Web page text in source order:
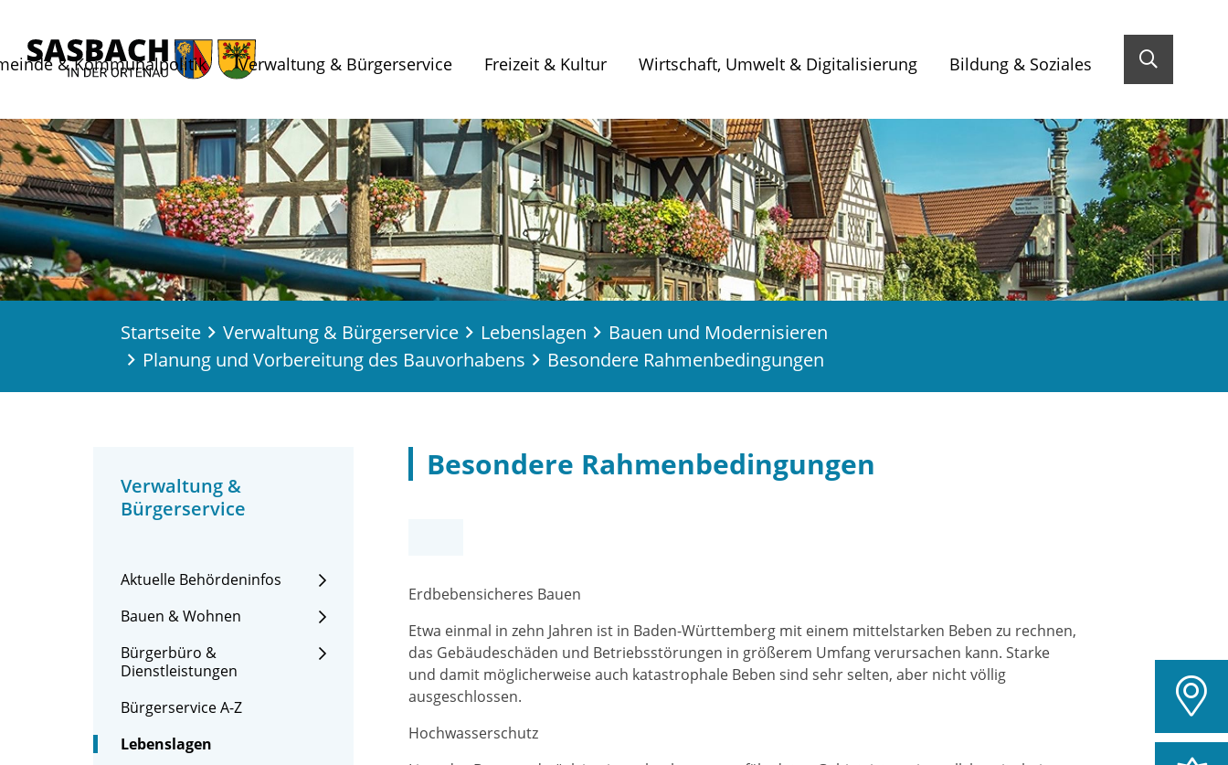
& Kommunalpolitik Verwaltung & Bürgerservice Freizeit & Kultur Wirtschaft, Umwelt & Digitalisierung Bildung & Soziales
Startseite Verwaltung & Bürgerservice Lebenslagen
Bauen und Modernisieren
Planung und Vorbereitung des Bauvorhabens
Besondere Rahmenbedingungen
Verwaltung &
Bürgerservice
Aktuelle Behördeninfos
Bauen & Wohnen
Bürgerbüro &
Dienstleistungen
Bürgerservice A-Z
Lebenslagen
Besondere Rahmenbedingungen
Erdbebensicheres Bauen
Etwa einmal in zehn Jahren ist in Baden-Württemberg mit einem mittelstarken Beben zu rechnen,
das Gebäudeschäden und Betriebsstörungen in größerem Umfang verursachen kann. Starke
und damit möglicherweise auch katastrophale Beben sind sehr selten, aber nicht völlig
ausgeschlossen.
Hochwasserschutz